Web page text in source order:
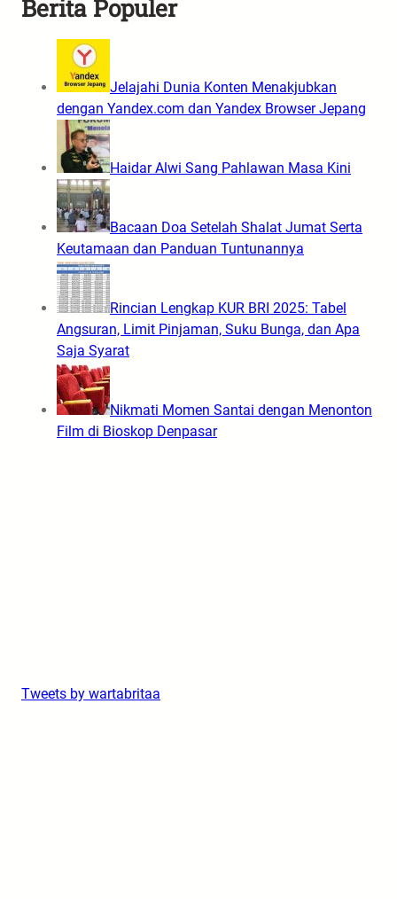
Berita Populer
Jelajahi Dunia Konten Menakjubkan
dengan Yandex.com dan Yandex Browser Jepang
Haidar Alwi Sang Pahlawan Masa Kini
Bacaan Doa Setelah Shalat Jumat Serta
Keutamaan dan Panduan Tuntunannya
Rincian Lengkap KUR BRI 2025: Tabel
Angsuran, Limit Pinjaman, Suku Bunga, dan Apa
Saja Syarat
Nikmati Momen Santai dengan Menonton
Film di Bioskop Denpasar
Tweets by wartabritaa